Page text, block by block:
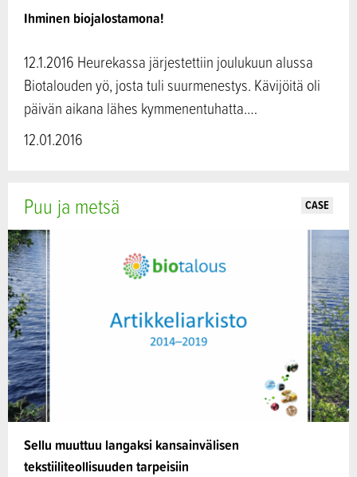
Ihminen biojalostamona!
12.1.2016 Heurekassa järjestettiin joulukuun alussa
Biotalouden yö, josta tuli suurmenestys. Kävijöitä oli
päivän aikana lähes kymmenentuhatta.…
12.01.2016
Sellu muuttuu langaksi kansainvälisen
tekstiiliteollisuuden tarpeisiin
Puu ja metsä CASE